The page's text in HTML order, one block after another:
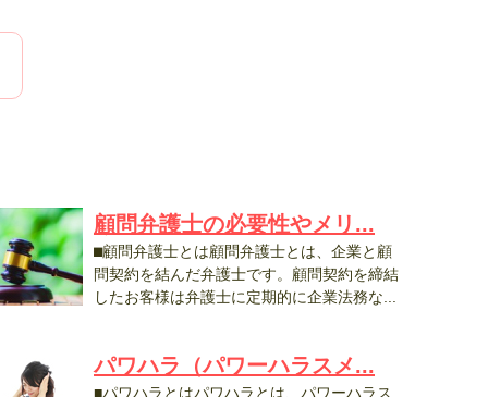
顧問弁護士の必要性やメリ...
⬛︎顧問弁護士とは顧問弁護士とは、企業と顧
問契約を結んだ弁護士です。顧問契約を締結
したお客様は弁護士に定期的に企業法務な...
パワハラ（パワーハラスメ...
■パワハラとはパワハラとは、パワーハラス